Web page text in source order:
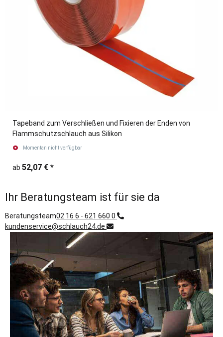
Tapeband zum Verschließen und Fixieren der Enden von
Flammschutzschlauch aus Silikon
Momentan nicht verfügbar
ab 52,07 € *
Ihr Beratungsteam ist für sie da
Beratungsteam02 16 6 - 621 660 0
kundenservice@schlauch24.de